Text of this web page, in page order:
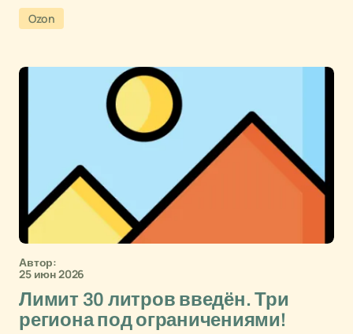
Ozon
Автор:
25 июн 2026
Лимит 30 литров введён. Три
региона под ограничениями!